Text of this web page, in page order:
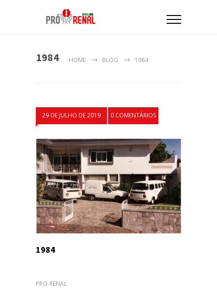
1984 HOME BLOG 1984
29 DE JULHO DE 2019 0 COMENTÁRIOS
1984
PRO-RENAL